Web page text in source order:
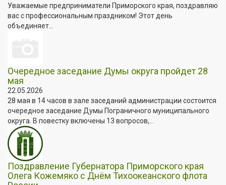
Уважаемые предприниматели Приморского края, поздравляю
вас с профессиональным праздником! Этот день
объединяет...
Очередное заседание Думы округа пройдет 28
мая
22.05.2026
28 мая в 14 часов в зале заседаний администрации состоится
очередное заседание Думы Пограничного муниципального
округа. В повестку включены 13 вопросов,...
Поздравление Губернатора Приморского края
Олега Кожемяко с Днём Тихоокеанского флота